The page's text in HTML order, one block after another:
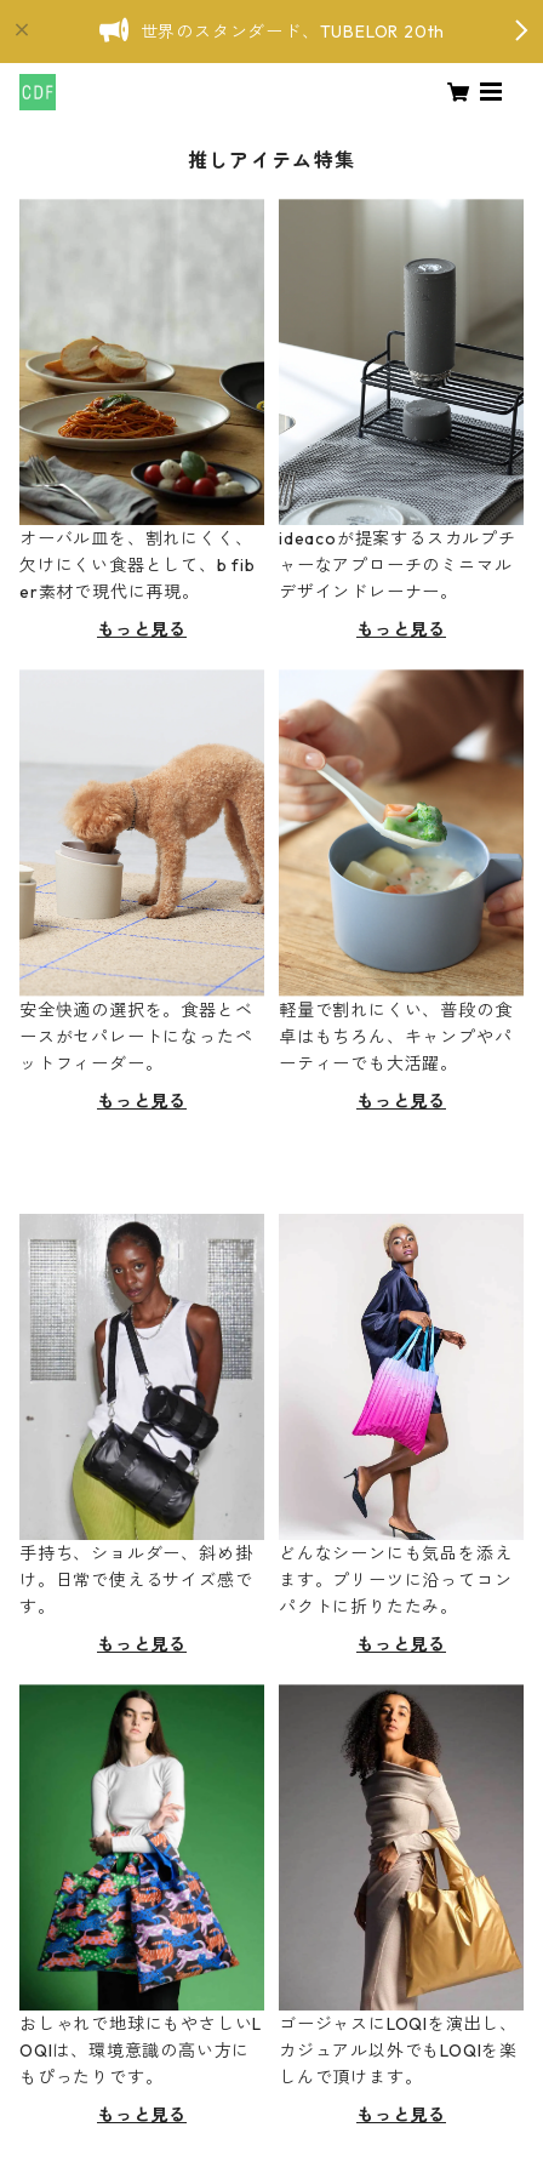
世界のスタンダード、TUBELOR 20th
推しアイテム特集
オーバル皿を、割れにくく、
欠けにくい食器として、b fib
er素材で現代に再現。
もっと見る
ideacoが提案するスカルプチ
ャーなアプローチのミニマル
デザインドレーナー。
もっと見る
安全快適の選択を。食器とベ
ースがセパレートになったペ
ットフィーダー。
もっと見る
軽量で割れにくい、普段の食
卓はもちろん、キャンプやパ
ーティーでも大活躍。
もっと見る
手持ち、ショルダー、斜め掛
け。日常で使えるサイズ感で
す。
もっと見る
どんなシーンにも気品を添え
ます。プリーツに沿ってコン
パクトに折りたたみ。
もっと見る
おしゃれで地球にもやさしいL
OQIは、環境意識の高い方に
もぴったりです。
もっと見る
ゴージャスにLOQIを演出し、
カジュアル以外でもLOQIを楽
しんで頂けます。
もっと見る